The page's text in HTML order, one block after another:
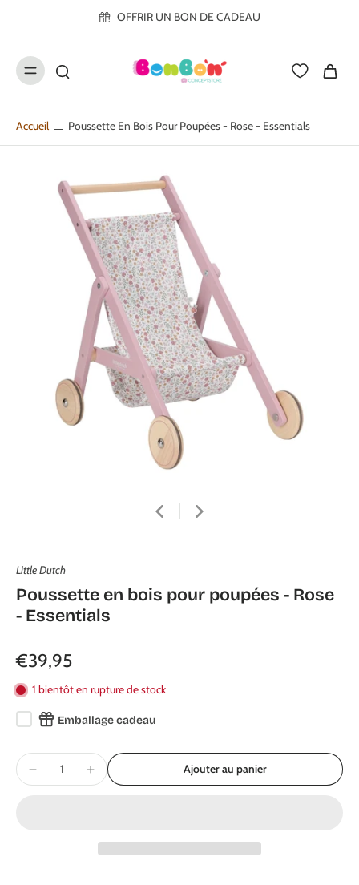
OFFRIR UN BON DE CADEAU
Accueil Poussette En Bois Pour Poupées - Rose - Essentials
Little Dutch
Poussette en bois pour poupées - Rose
- Essentials
€39,95
1 bientôt en rupture de stock
Emballage cadeau
Ajouter au panier